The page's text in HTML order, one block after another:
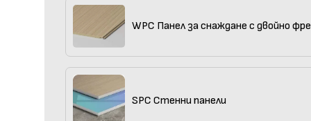
WPC Панел за снаждане с двойно
SPC Стенни панели